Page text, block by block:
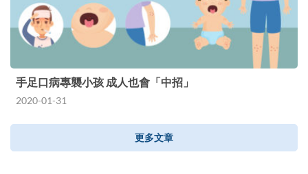
手足口病專襲小孩 成人也會「中招」
2020-01-31
更多文章